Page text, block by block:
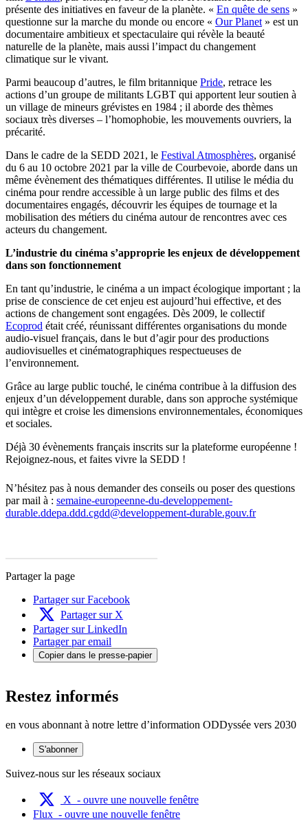
présente des initiatives en faveur de la planète. « En quête de sens »
questionne sur la marche du monde ou encore « Our Planet » est un
documentaire ambitieux et spectaculaire qui révèle la beauté
naturelle de la planète, mais aussi l’impact du changement
climatique sur le vivant.
Parmi beaucoup d’autres, le film britannique Pride, retrace les
actions d’un groupe de militants LGBT qui apportent leur soutien à
un village de mineurs grévistes en 1984 ; il aborde des thèmes
sociaux très diverses – l’homophobie, les mouvements ouvriers, la
précarité.
Dans le cadre de la SEDD 2021, le Festival Atmosphères, organisé
du 6 au 10 octobre 2021 par la ville de Courbevoie, aborde dans un
même évènement des thématiques différentes. Il utilise le média du
cinéma pour rendre accessible à un large public des films et des
documentaires engagés, découvrir les équipes de tournage et la
mobilisation des métiers du cinéma autour de rencontres avec ces
acteurs du changement.
L’industrie du cinéma s’approprie les enjeux de développement
dans son fonctionnement
En tant qu’industrie, le cinéma a un impact écologique important ; la
prise de conscience de cet enjeu est aujourd’hui effective, et des
actions de changement sont engagées. Dès 2009, le collectif
Ecoprod était créé, réunissant différentes organisations du monde
audio-visuel français, dans le but d’agir pour des productions
audiovisuelles et cinématographiques respectueuses de
l’environnement.
Grâce au large public touché, le cinéma contribue à la diffusion des
enjeux d’un développement durable, dans son approche systémique
qui intègre et croise les dimensions environnementales, économiques
et sociales.
Déjà 30 évènements français inscrits sur la plateforme européenne !
Rejoignez-nous, et faites vivre la SEDD !
N’hésitez pas à nous demander des conseils ou poser des questions
par mail à : semaine-europeenne-du-developpement-
durable.ddepa.ddd.cgdd@developpement-durable.gouv.fr
Partager la page
Partager sur Facebook
Partager sur X
Partager sur LinkedIn
Partager par email
Copier dans le presse-papier
Restez informés
en vous abonnant à notre lettre d’information ODDyssée vers 2030
S'abonner
Suivez-nous sur les réseaux sociaux
X - ouvre une nouvelle fenêtre
Flux - ouvre une nouvelle fenêtre